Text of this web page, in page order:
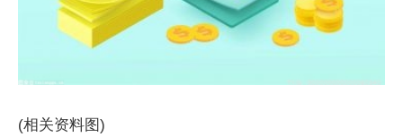
(相关资料图)